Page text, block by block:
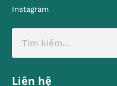
Instagram
Liên hệ